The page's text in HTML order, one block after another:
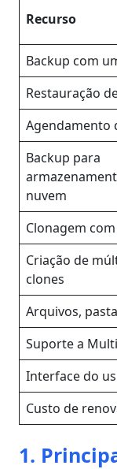
Recurso
Backup com
Restauração
Agendamento
Backup para
nuvem
Clonagem
Criação de
clones
Arquivos,
Suporte a
Interface do
Custo de
1.